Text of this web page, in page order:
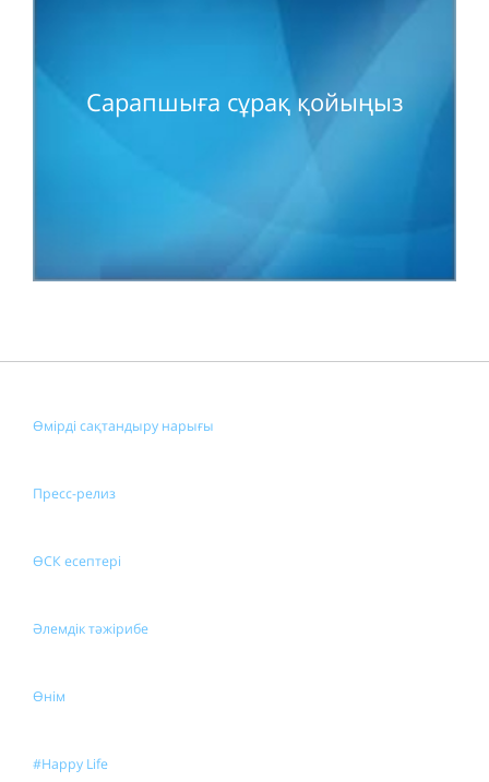
Сарапшыға сұрақ қойыңыз
Өмірді сақтандыру нарығы
Пресс-релиз
ӨСК есептері
Әлемдік тәжірибе
Өнім
#Happy Life